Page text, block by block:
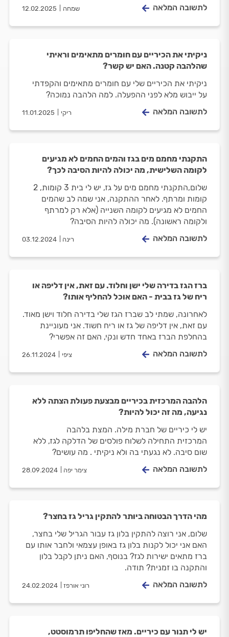
שמחה 12.02.2025 לתשובה המלאה
ניקיתי את הכיריים עם חומרים מתאימים וראיתי
שהלהבה קטנה. האם יש קשר?
ניקיתי את הכיריים שלי עם חומרים מתאימים והקפדתי
על ייבוש מלא לפני ההפעלה. למה הלהבה נמוכה?
ריקי 11.01.2025 לתשובה המלאה
התקנתי מחמם מים בגז והמים החמים לא מגיעים
לקומה השלישית, מה יכולה להיות הסיבה לכך?
שלום,התקנתי מחמם מים על גז, יש לי בית 3 קומות, 2
קומות ומרתף. לאחר ההתקנה, אני שמה לב שהמים
החמים לא מגיעים לקומה השנייה (אלא רק למרתף
ולקומה ראשונה). מה יכולה להיות הסיבה?
רינה 03.12.2024 לתשובה המלאה
ברז הגז בדירה שלי ישן וחלוד. עם זאת, אין דליפה או
ריח של גז בבית - האם אוכל להחליף אותו?
לאחרונה, שמתי לב שברז הגז שלי בדירה חלוד וישן מאוד.
עם זאת, אין דליפה של גז או ריח חשוד. אני מעוניינת
בהחלפת הברז באחד חדש ונקי, האם זה אפשרי?
ציפי 26.11.2024 לתשובה המלאה
הלהבה המרכזית בכיריים מבצעת פעולת הצתה ללא
נגיעה, מה זה יכול להיות?
יש לי כיריים של חברת מילה. המצת בלהבה
המרכזית התחילה לשלוח פולסים של הדלקה לגז, ללא
שום סיבה. לא נגעתי בה ולא ניקיתי . מה עושים?
צימר יפה 28.09.2024 לתשובה המלאה
מהי הדרך הבטוחה ביותר להתקין גריל גז בחצר?
שלום, אני רוצה להתקין בלון גז עבור הגריל שלי בחצר,
האם אני יכול לקנות בלון גז באופן עצמאי ולחבר אותו עם
ברז מתאים ישירות לגז? בנוסף, האם ניתן לקבל בלון
והתקנה בו זמנית? תודה.
רוני אורפז 24.02.2024 לתשובה המלאה
יש לי תנור עם כיריים. מאז שהחליפו תרמוסטט,